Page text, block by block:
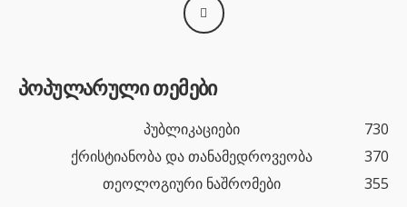
პოპულარული თემები
პუბლიკაციები
730
ქრისტიანობა და თანამედროვეობა
370
თეოლოგიური ნაშრომები
355